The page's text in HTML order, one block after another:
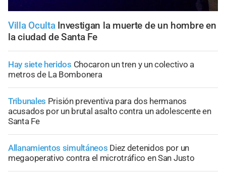
Villa Oculta Investigan la muerte de un hombre en
la ciudad de Santa Fe
Hay siete heridos Chocaron un tren y un colectivo a
metros de La Bombonera
Tribunales Prisión preventiva para dos hermanos
acusados por un brutal asalto contra un adolescente en
Santa Fe
Allanamientos simultáneos Diez detenidos por un
megaoperativo contra el microtráfico en San Justo